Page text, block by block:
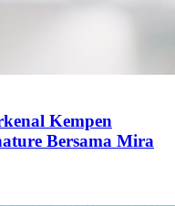
Kempen
Bersama Mira